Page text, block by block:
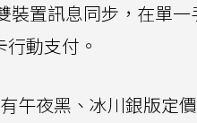
置訊息同步，在單
動支付。
午夜黑、冰川銀版定價